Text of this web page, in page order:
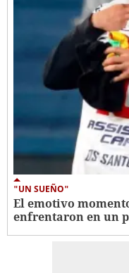
"UN SUEÑO"
El emotivo
enfrentaron en un